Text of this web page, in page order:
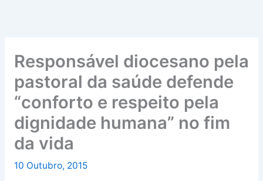
Responsável diocesano pela
pastoral da saúde defende
“conforto e respeito pela
dignidade humana” no fim
da vida
10 Outubro, 2015